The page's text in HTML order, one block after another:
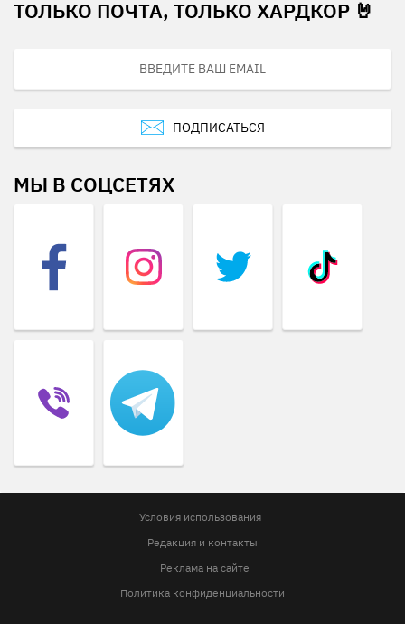
ТОЛЬКО ПОЧТА, ТОЛЬКО ХАРДКОР 🤘
ПОДПИСАТЬСЯ
МЫ В СОЦСЕТЯХ
Условия использования
Редакция и контакты
Реклама на сайте
Политика конфиденциальности